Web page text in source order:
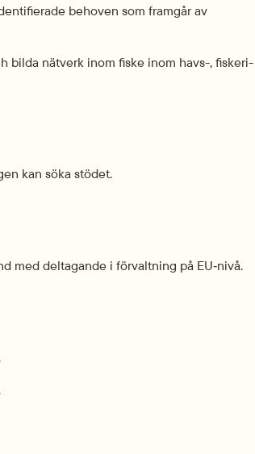
behoven som framgår av
nätverk inom fiske inom havs-, fiskeri-
kan söka stödet.
med deltagande i förvaltning på EU‑nivå.